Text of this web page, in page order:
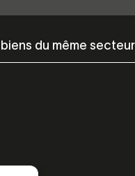
du même secteur